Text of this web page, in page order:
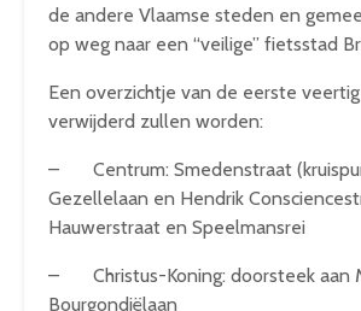
de andere Vlaamse steden en
op weg naar een “veilige” fietsstad
Een overzichtje van de eerste
verwijderd zullen worden:
– Centrum: Smedenstraat
Gezellelaan en Hendrik
Hauwerstraat en Speelmansrei
– Christus-Koning: doorsteek aan
Bourgondiëlaan